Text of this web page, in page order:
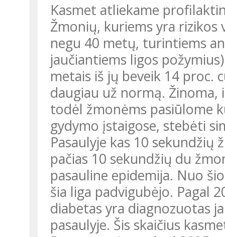
Kasmet atliekame
Žmonių, kuriems yra rizikos
negu 40 metų, turintiems
jaučiantiems ligos
metais iš jų beveik 14 proc.
daugiau už normą.
todėl žmonėms pasiūlome
gydymo įstaigose, stebėti
Pasaulyje kas 10
pačias 10 sekundžių du
pasauline epidemija. Nuo
šia liga padvigubėjo. Pagal
diabetas yra diagnozuotas
pasaulyje. Šis skaičius